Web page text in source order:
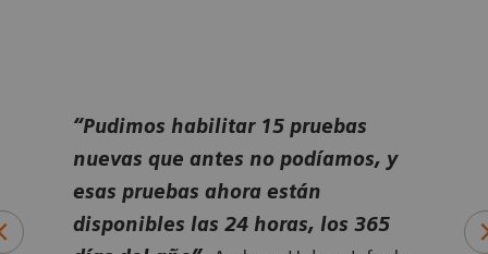
5
“Pudimos habilitar 15 pruebas
nuevas que antes no podíamos, y
esas pruebas ahora están
disponibles las 24 horas, los 365